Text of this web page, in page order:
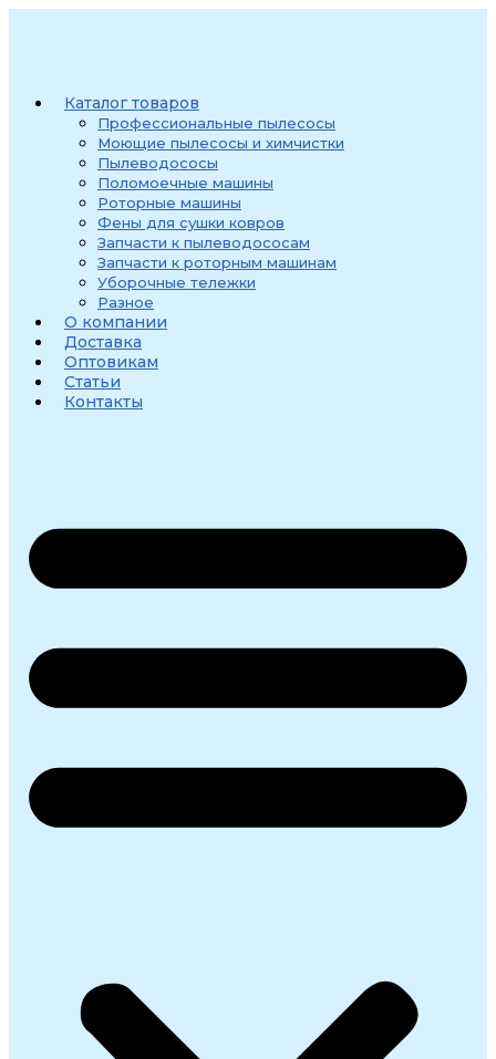
Каталог товаров
Профессиональные пылесосы
Моющие пылесосы и химчистки
Пылеводососы
Поломоечные машины
Роторные машины
Фены для сушки ковров
Запчасти к пылеводососам
Запчасти к роторным машинам
Уборочные тележки
Разное
О компании
Доставка
Оптовикам
Статьи
Контакты